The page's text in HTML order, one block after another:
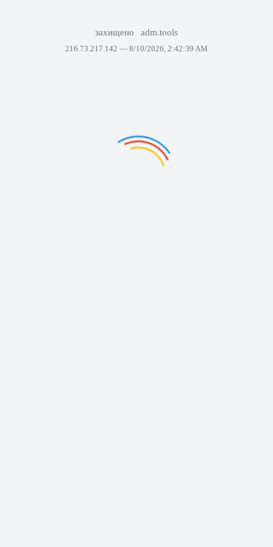
захищено adm.tools
216.73.217.142 — 8/10/2026, 2:42:39 AM